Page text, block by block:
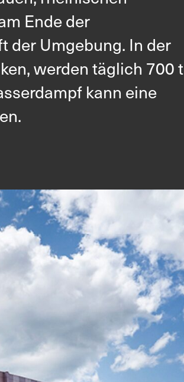
Ende der
der Umgebung. In der
werden täglich 700 t
kann eine